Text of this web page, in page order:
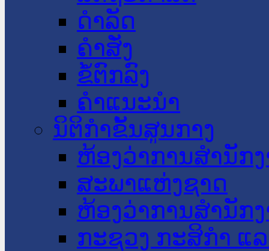
ດໍາລັດ
ຄໍາສັ່ງ
ຂໍ້ຕົກລົງ
ຄໍາແນະນໍາ
ນິຕິກໍາຂັ້ນສູນກາງ
ຫ້ອງວ່າການສໍານັກ
ສະພາແຫ່ງຊາດ
ຫ້ອງວ່າການສຳນັກ
ກະຊວງ ກະສິກຳ ແ